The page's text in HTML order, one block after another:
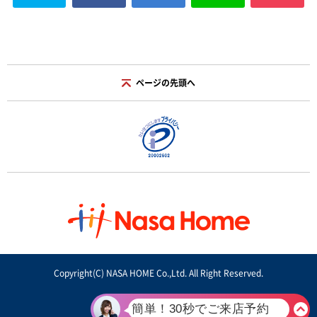
ページの先頭へ
Copyright(C) NASA HOME Co.,Ltd. All Right Reserved.